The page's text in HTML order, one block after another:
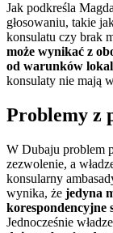
Jak podkreśla
głosowaniu, takie
konsulatu czy brak
może wynikać z
od warunków
konsulaty nie mają
Problemy z
W Dubaju problem
zezwolenie, a
konsularny
wynika, że jedyna
korespondencyjne
Jednocześnie